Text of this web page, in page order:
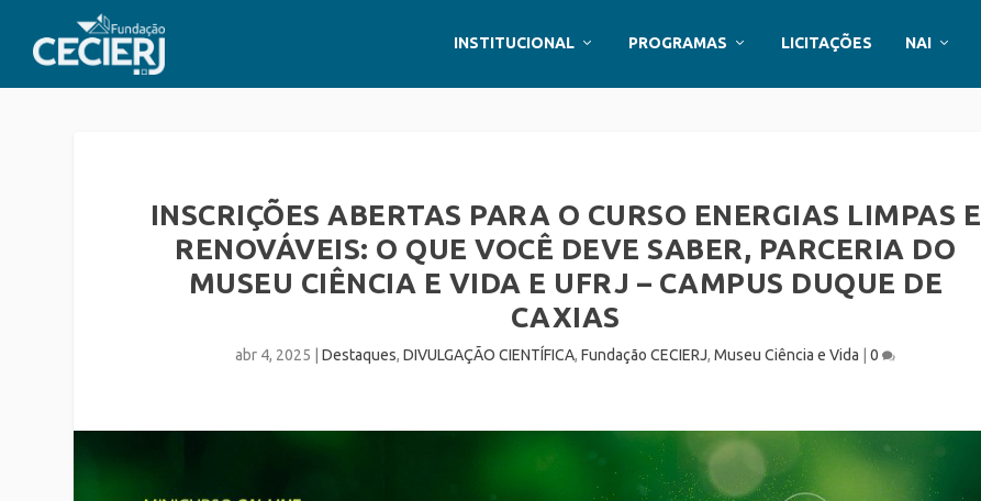
INSTITUCIONAL PROGRAMAS LICITAÇÕES NAI
INSCRIÇÕES ABERTAS PARA O CURSO ENERGIAS LIMPAS E
RENOVÁVEIS: O QUE VOCÊ DEVE SABER, PARCERIA DO
MUSEU CIÊNCIA E VIDA E UFRJ – CAMPUS DUQUE DE
CAXIAS
abr 4, 2025 |Destaques,DIVULGAÇÃO CIENTÍFICA,Fundação CECIERJ,Museu Ciência e Vida |0